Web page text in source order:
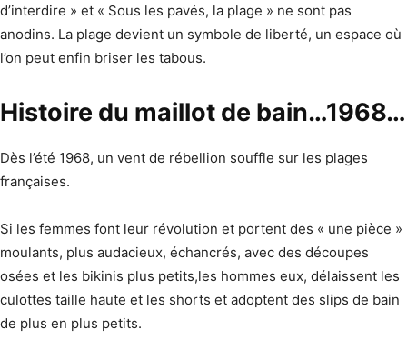
d’interdire » et « Sous les pavés, la plage » ne sont pas
anodins. La plage devient un symbole de liberté, un espace où
l’on peut enfin briser les tabous.
Histoire du maillot de bain…1968…
Dès l’été 1968, un vent de rébellion souffle sur les plages
françaises.
Si les femmes font leur révolution et portent des « une pièce »
moulants, plus audacieux, échancrés, avec des découpes
osées et les bikinis plus petits,les hommes eux, délaissent les
culottes taille haute et les shorts et adoptent des slips de bain
de plus en plus petits.